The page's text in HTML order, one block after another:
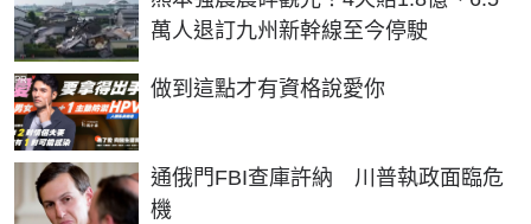
萬人退訂九州新幹線至今停駛
做到這點才有資格說愛你
PR
通俄門FBI查庫許納 川普執政面臨危
機